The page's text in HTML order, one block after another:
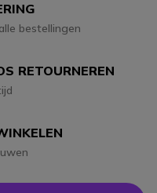
bestellingen
RETOURNEREN